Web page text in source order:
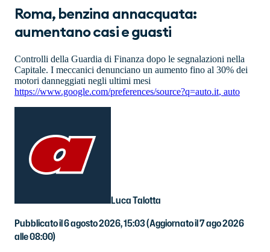
Roma, benzina annacquata:
aumentano casi e guasti
Controlli della Guardia di Finanza dopo le segnalazioni nella
Capitale. I meccanici denunciano un aumento fino al 30% dei
motori danneggiati negli ultimi mesi
https://www.google.com/preferences/source?q=auto.it, auto
Luca Talotta
Pubblicato il 6 agosto 2026, 15:03(Aggiornato il 7 ago 2026
alle 08:00)